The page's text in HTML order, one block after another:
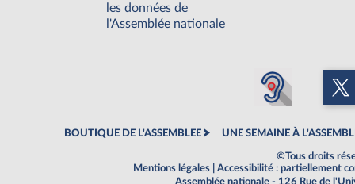
les données de
l'Assemblée nationale
BOUTIQUE DE L'ASSEMBLEE UNE SEMAINE À
©Tous droits
Mentions légales
Accessibilité : partiellement
Assemblée nationale - 126 Rue de